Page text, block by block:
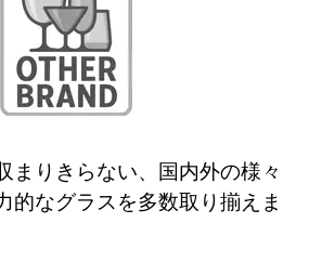
まりきらない、国内外の様々
的なグラスを多数取り揃えま